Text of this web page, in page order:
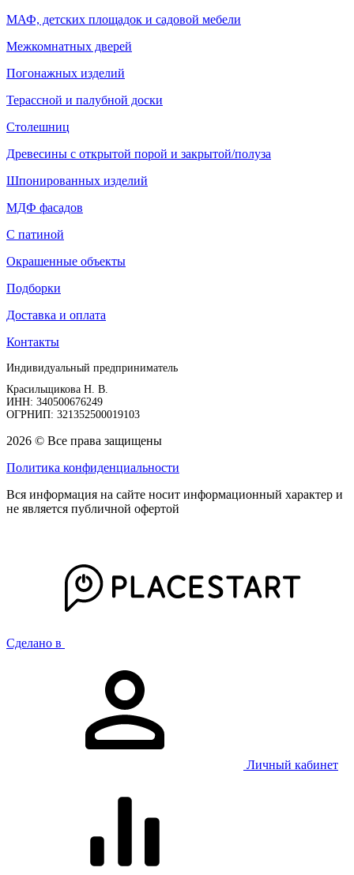
МАФ, детских площадок и садовой мебели
Межкомнатных дверей
Погонажных изделий
Терассной и палубной доски
Столешниц
Древесины с открытой порой и закрытой/полуза
Шпонированных изделий
МДФ фасадов
С патиной
Окрашенные объекты
Подборки
Доставка и оплата
Контакты
Индивидуальный предприниматель
Красильщикова Н. В.
ИНН: 340500676249
ОГРНИП: 321352500019103
2026 © Все права защищены
Политика конфиденциальности
Вся информация на сайте носит информационный характер и
не является публичной офертой
Сделано в
Личный кабинет